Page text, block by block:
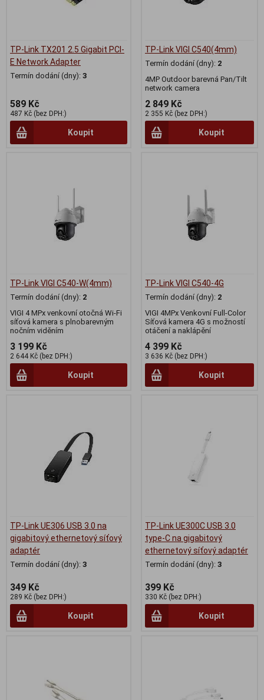
TP-Link TX201 2.5 Gigabit PCI-
E Network Adapter
Termín dodání (dny): 3
589 Kč
487 Kč (bez DPH:)
Koupit
TP-Link VIGI C540(4mm)
Termín dodání (dny): 2
4MP Outdoor barevná Pan/Tilt
network camera
2 849 Kč
2 355 Kč (bez DPH:)
Koupit
TP-Link VIGI C540-W(4mm)
Termín dodání (dny): 2
VIGI 4 MPx venkovní otočná Wi-Fi
síťová kamera s plnobarevným
nočním viděním
3 199 Kč
2 644 Kč (bez DPH:)
Koupit
TP-Link VIGI C540-4G
Termín dodání (dny): 2
VIGI 4MPx Venkovní Full-Color
Síťová kamera 4G s možností
otáčení a naklápění
4 399 Kč
3 636 Kč (bez DPH:)
Koupit
TP-Link UE306 USB 3.0 na
gigabitový ethernetový síťový
adaptér
Termín dodání (dny): 3
349 Kč
289 Kč (bez DPH:)
Koupit
TP-Link UE300C USB 3.0
type-C na gigabitový
ethernetový síťový adaptér
Termín dodání (dny): 3
399 Kč
330 Kč (bez DPH:)
Koupit